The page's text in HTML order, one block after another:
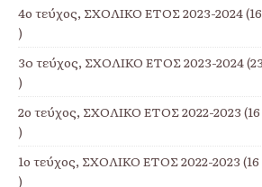
4ο τεύχος, ΣΧΟΛΙΚΟ ΕΤΟΣ 2023-2024
)
3o τεύχος, ΣΧΟΛΙΚΟ ΕΤΟΣ 2023-2024
)
2ο τεύχος, ΣΧΟΛΙΚΟ ΕΤΟΣ 2022-2023
)
1ο τεύχος, ΣΧΟΛΙΚΟ ΕΤΟΣ 2022-2023
)